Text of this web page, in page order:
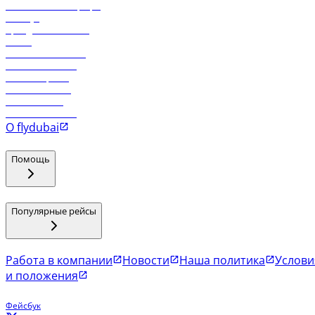
О flydubai
Помощь
Популярные рейсы
Работа в компании Новости Наша политика
и положения
Фейсбук